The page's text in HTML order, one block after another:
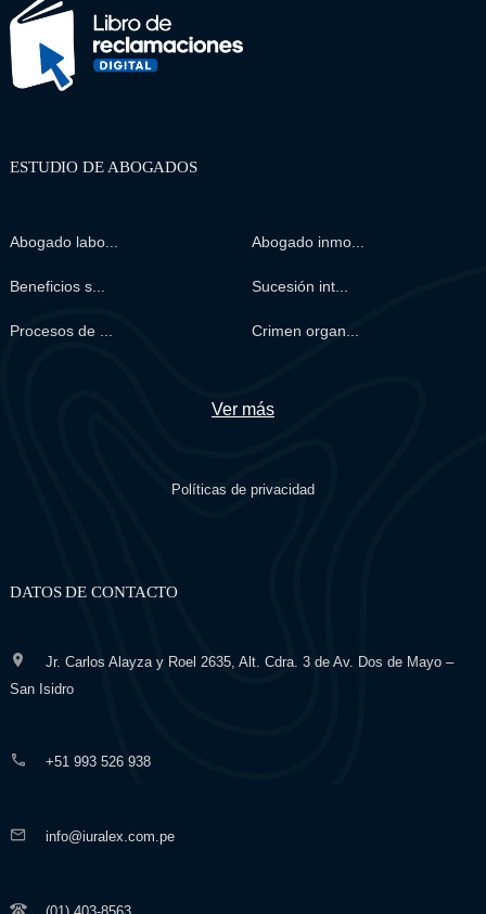
ESTUDIO DE ABOGADOS
Abogado labo... Abogado inmo...
Beneficios s... Sucesión int...
Procesos de ... Crimen organ...
Ver más
Políticas de privacidad
DATOS DE CONTACTO
Jr. Carlos Alayza y Roel 2635, Alt. Cdra. 3 de Av. Dos de Mayo –
San Isidro
+51 993 526 938
info@iuralex.com.pe